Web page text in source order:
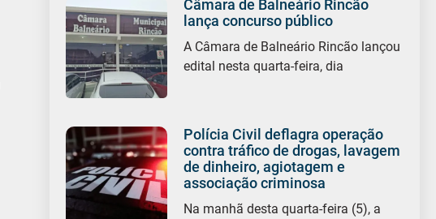
Câmara de Balneário Rincão
lança concurso público
A Câmara de Balneário Rincão lançou
edital nesta quarta-feira, dia
Polícia Civil deflagra operação
contra tráfico de drogas, lavagem
de dinheiro, agiotagem e
associação criminosa
Na manhã desta quarta-feira (5), a